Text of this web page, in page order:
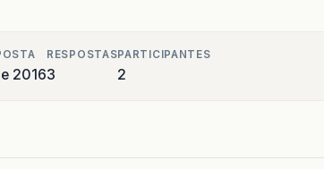
2016
RESPOSTAS
3
PARTICIPANTES
2